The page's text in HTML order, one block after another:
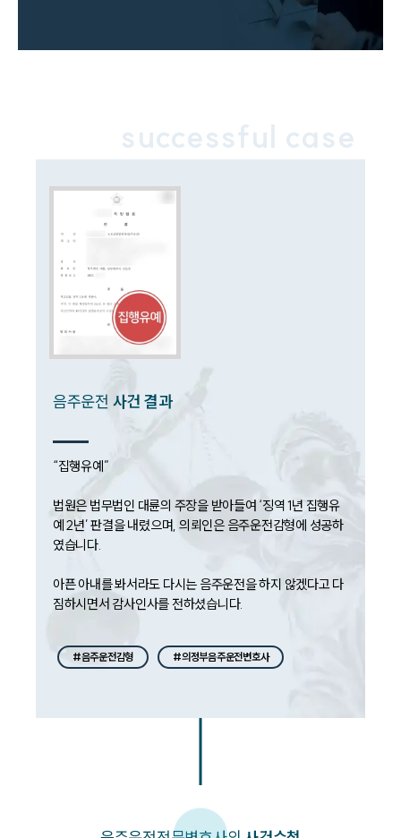
언론보도
법률 블로그
뉴스레터/브로슈어
대륜법률상담예약
대륜법률상담예약
successful case
음주운전 사건 결과
“집행유예”
법원은 법무법인 대륜의 주장을 받아들여 ‘징역 1년 집행유
예 2년’ 판결을 내렸으며, 의뢰인은 음주운전감형에 성공하
였습니다.
아픈 아내를 봐서라도 다시는 음주운전을 하지 않겠다고 다
짐하시면서 감사인사를 전하셨습니다.
#음주운전감형 #의정부음주운전변호사